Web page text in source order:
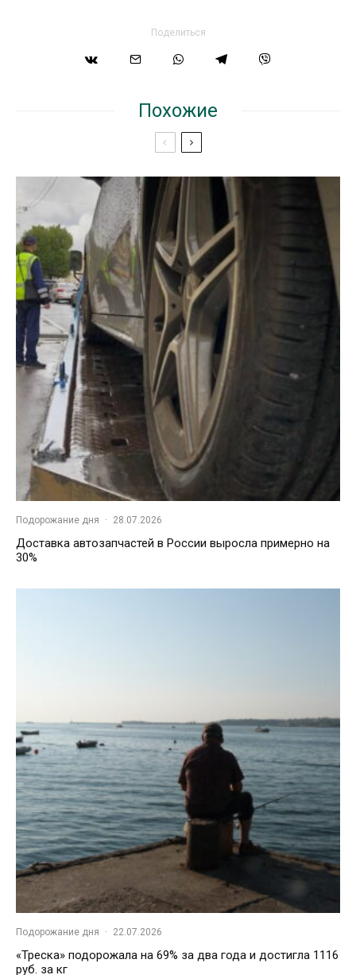
Поделиться
Похожие
Подорожание дня · 28.07.2026
Доставка автозапчастей в России выросла примерно на
30%
Подорожание дня · 22.07.2026
«Треска» подорожала на 69% за два года и достигла 1116
руб. за кг